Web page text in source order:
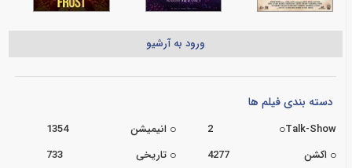
ورود به آرشیو
دسته بندی فیلم ها
Talk-Show
2 انیمیشن
1354
اکشن
4277 تاریخی
733